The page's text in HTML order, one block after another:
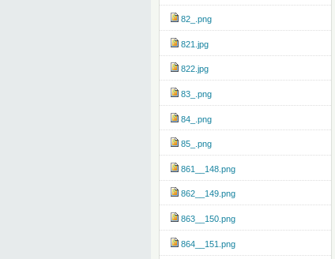
82_.png
821.jpg
822.jpg
83_.png
84_.png
85_.png
861__148.png
862__149.png
863__150.png
864__151.png